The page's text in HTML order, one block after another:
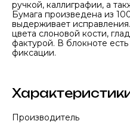
ручкой, каллиграфии, а
Бумага произведена из
выдерживает
цвета слоновой кости,
фактурой. В блокноте
фиксации.
Производитель